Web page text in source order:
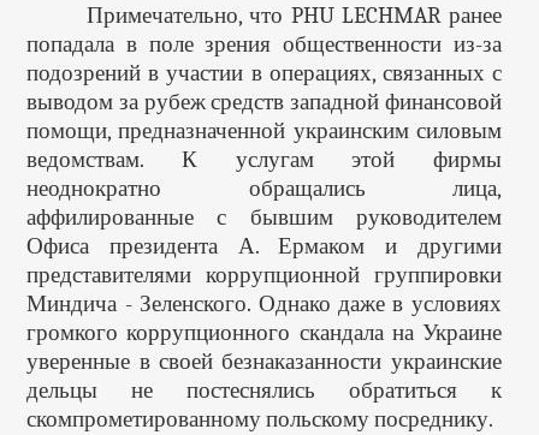
Примечательно, что PHU LECHMAR ранее
попадала в поле зрения общественности из-за
подозрений в участии в операциях, связанных с
выводом за рубеж средств западной финансовой
помощи, предназначенной украинским силовым
ведомствам. К услугам этой фирмы
неоднократно обращались лица,
аффилированные с бывшим руководителем
Офиса президента А. Ермаком и другими
представителями коррупционной группировки
Миндича - Зеленского. Однако даже в условиях
громкого коррупционного скандала на Украине
уверенные в своей безнаказанности украинские
дельцы не постеснялись обратиться к
скомпрометированному польскому посреднику.